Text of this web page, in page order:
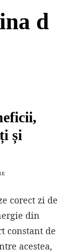
d
și
corect zi de
din
constant de
acestea,